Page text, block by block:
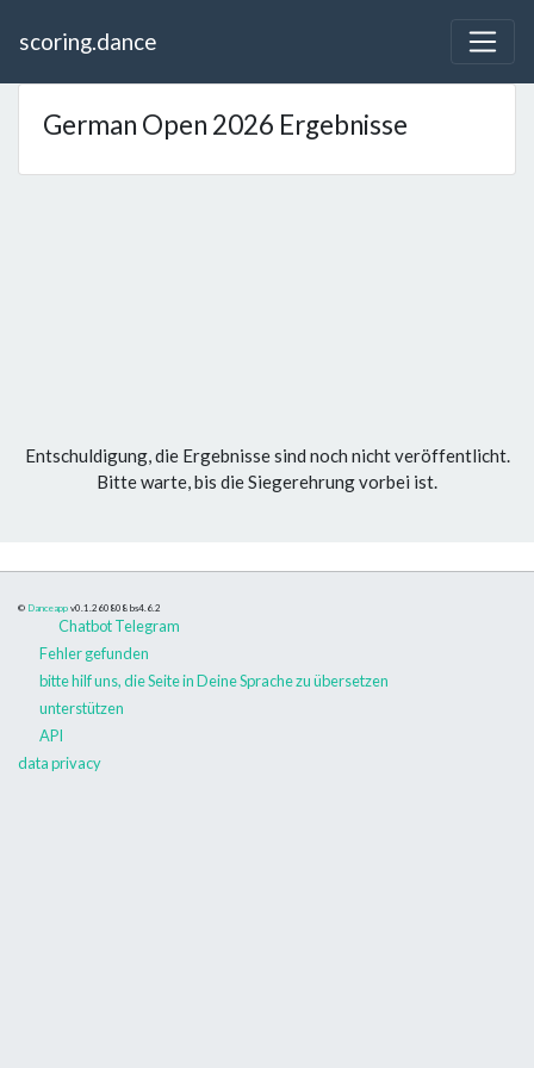
scoring.dance
German Open 2026 Ergebnisse
Entschuldigung, die Ergebnisse sind noch nicht veröffentlicht.
Bitte warte, bis die Siegerehrung vorbei ist.
© Danceapp v0.1.260808 bs4.6.2
Chatbot Telegram
Fehler gefunden
bitte hilf uns, die Seite in Deine Sprache zu übersetzen
unterstützen
API
data privacy